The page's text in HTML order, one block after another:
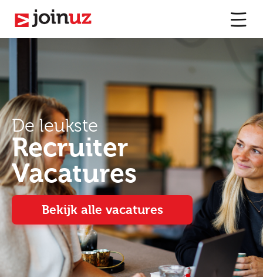
De leukste
Recruiter
Vacatures
Bekijk alle vacatures